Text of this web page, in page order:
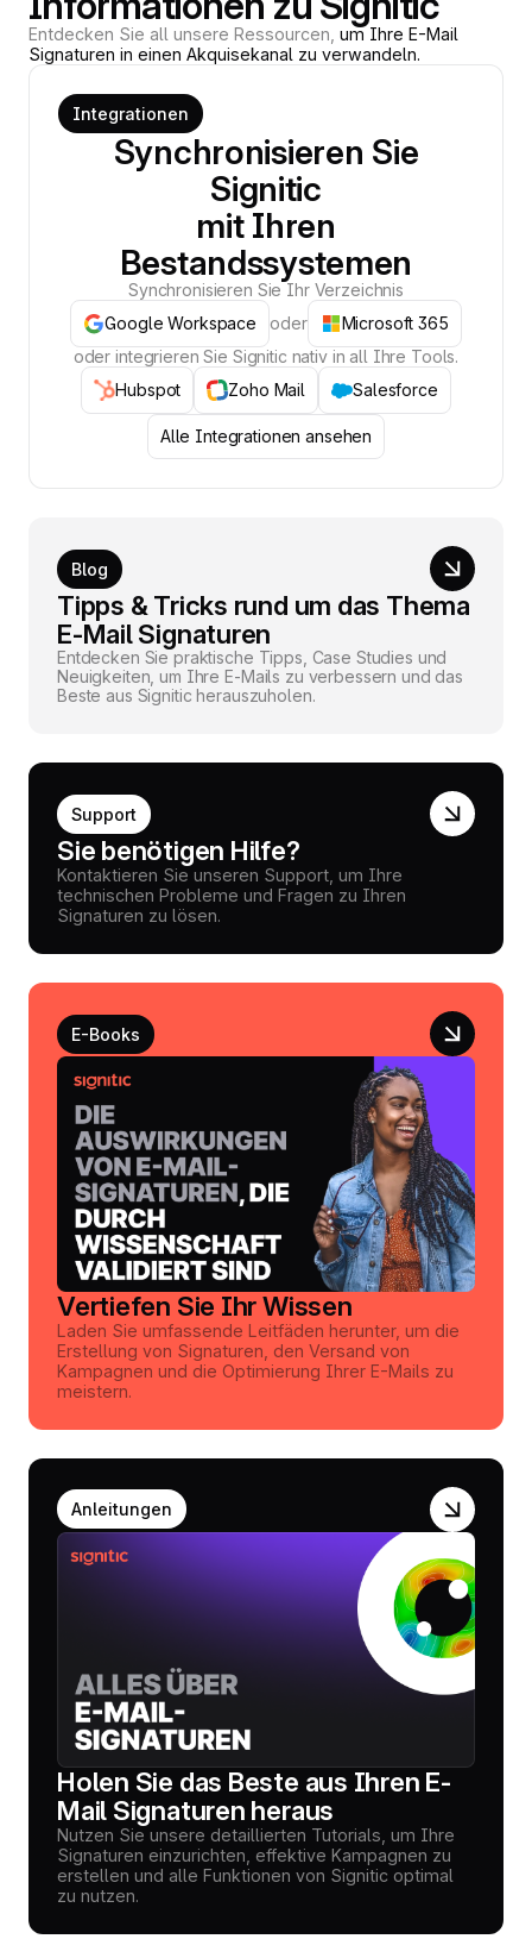
Entdecken Sie all unsere Ressourcen, um Ihre E-Mail
Signaturen in einen Akquisekanal zu verwandeln.
Integrationen
Synchronisieren Sie
Signitic
mit Ihren
Bestandssystemen
Synchronisieren Sie Ihr Verzeichnis
Google Workspace
oder
Microsoft 365
oder integrieren Sie Signitic nativ in all Ihre Tools.
Hubspot
Zoho Mail Salesforce
Alle Integrationen ansehen
Blog
Tipps & Tricks rund um das Thema
E-Mail Signaturen
Entdecken Sie praktische Tipps, Case Studies und
Neuigkeiten, um Ihre E-Mails zu verbessern und das
Beste aus Signitic herauszuholen.
Support
Sie benötigen Hilfe?
Kontaktieren Sie unseren Support, um Ihre
technischen Probleme und Fragen zu Ihren
Signaturen zu lösen.
E-Books
Vertiefen Sie Ihr Wissen
Laden Sie umfassende Leitfäden herunter, um die
Erstellung von Signaturen, den Versand von
Kampagnen und die Optimierung Ihrer E-Mails zu
meistern.
Anleitungen
Holen Sie das Beste aus Ihren E-
Mail Signaturen heraus
Nutzen Sie unsere detaillierten Tutorials, um Ihre
Signaturen einzurichten, effektive Kampagnen zu
erstellen und alle Funktionen von Signitic optimal
zu nutzen.